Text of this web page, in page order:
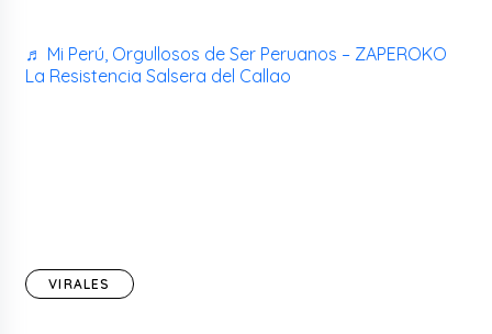
♬ Mi Perú, Orgullosos de Ser Peruanos – ZAPEROKO
La Resistencia Salsera del Callao
VIRALES